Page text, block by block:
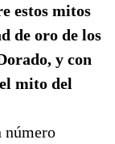
estos mitos
de oro de los
y con
mito del
número